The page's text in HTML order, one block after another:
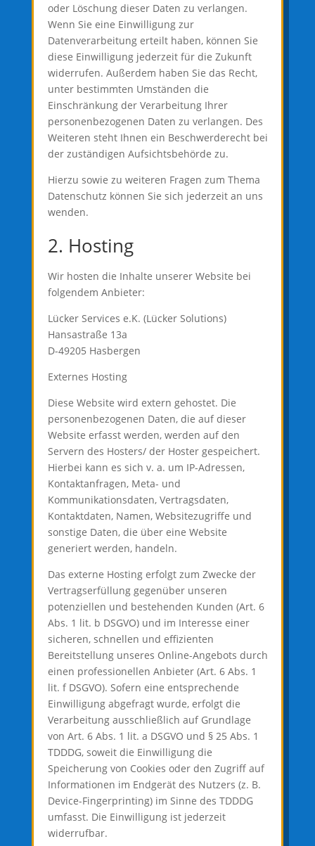
oder Löschung dieser Daten zu verlangen.
Wenn Sie eine Einwilligung zur
Datenverarbeitung erteilt haben, können Sie
diese Einwilligung jederzeit für die Zukunft
widerrufen. Außerdem haben Sie das Recht,
unter bestimmten Umständen die
Einschränkung der Verarbeitung Ihrer
personenbezogenen Daten zu verlangen. Des
Weiteren steht Ihnen ein Beschwerderecht bei
der zuständigen Aufsichtsbehörde zu.
Hierzu sowie zu weiteren Fragen zum Thema
Datenschutz können Sie sich jederzeit an uns
wenden.
2. Hosting
Wir hosten die Inhalte unserer Website bei
folgendem Anbieter:
Lücker Services e.K. (Lücker Solutions)
Hansastraße 13a
D-49205 Hasbergen
Externes Hosting
Diese Website wird extern gehostet. Die
personenbezogenen Daten, die auf dieser
Website erfasst werden, werden auf den
Servern des Hosters/ der Hoster gespeichert.
Hierbei kann es sich v. a. um IP-Adressen,
Kontaktanfragen, Meta- und
Kommunikationsdaten, Vertragsdaten,
Kontaktdaten, Namen, Websitezugriffe und
sonstige Daten, die über eine Website
generiert werden, handeln.
Das externe Hosting erfolgt zum Zwecke der
Vertragserfüllung gegenüber unseren
potenziellen und bestehenden Kunden (Art. 6
Abs. 1 lit. b DSGVO) und im Interesse einer
sicheren, schnellen und effizienten
Bereitstellung unseres Online-Angebots durch
einen professionellen Anbieter (Art. 6 Abs. 1
lit. f DSGVO). Sofern eine entsprechende
Einwilligung abgefragt wurde, erfolgt die
Verarbeitung ausschließlich auf Grundlage
von Art. 6 Abs. 1 lit. a DSGVO und § 25 Abs. 1
TDDDG, soweit die Einwilligung die
Speicherung von Cookies oder den Zugriff auf
Informationen im Endgerät des Nutzers (z. B.
Device-Fingerprinting) im Sinne des TDDDG
umfasst. Die Einwilligung ist jederzeit
widerrufbar.